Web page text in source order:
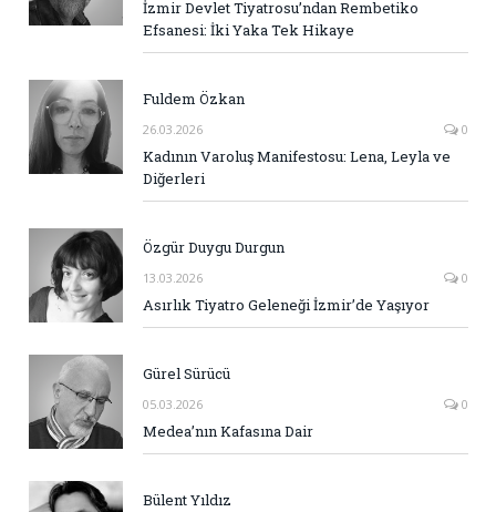
İzmir Devlet Tiyatrosu’ndan Rembetiko
Efsanesi: İki Yaka Tek Hikaye
Fuldem Özkan
26.03.2026 0
Kadının Varoluş Manifestosu: Lena, Leyla ve
Diğerleri
Özgür Duygu Durgun
13.03.2026 0
Asırlık Tiyatro Geleneği İzmir’de Yaşıyor
Gürel Sürücü
05.03.2026 0
Medea’nın Kafasına Dair
Bülent Yıldız